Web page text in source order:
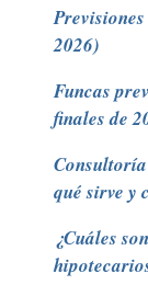
2026)
Funcas
finales de
qué sirve y
¿Cuáles